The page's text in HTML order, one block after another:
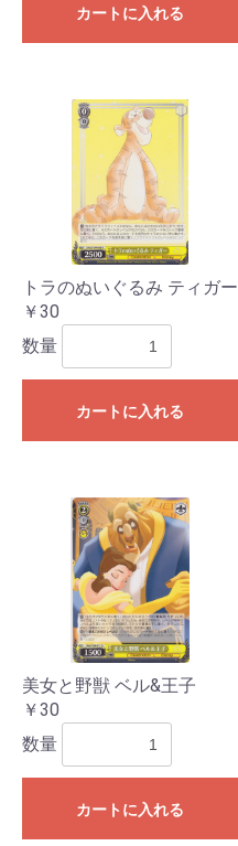
カートに入れる
トラのぬいぐるみ ティガー
￥30
数量
カートに入れる
美女と野獣 ベル&王子
￥30
数量
カートに入れる